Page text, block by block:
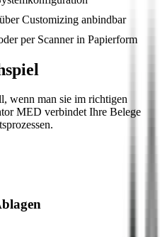
Customizing anbindbar
per Scanner in Papierform
wenn man sie im richtigen
MED verbindet Ihre Belege